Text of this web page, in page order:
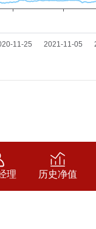
理 历史净值